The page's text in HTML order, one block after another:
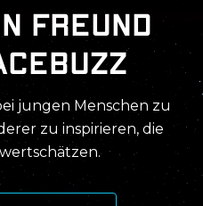
Freund
jungen Menschen zu
zu inspirieren, die